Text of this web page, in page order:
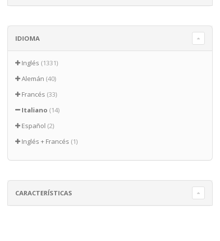
IDIOMA
Inglés (1331)
Alemán (40)
Francés (33)
Italiano (14)
Español (2)
Inglés + Francés (1)
CARACTERÍSTICAS